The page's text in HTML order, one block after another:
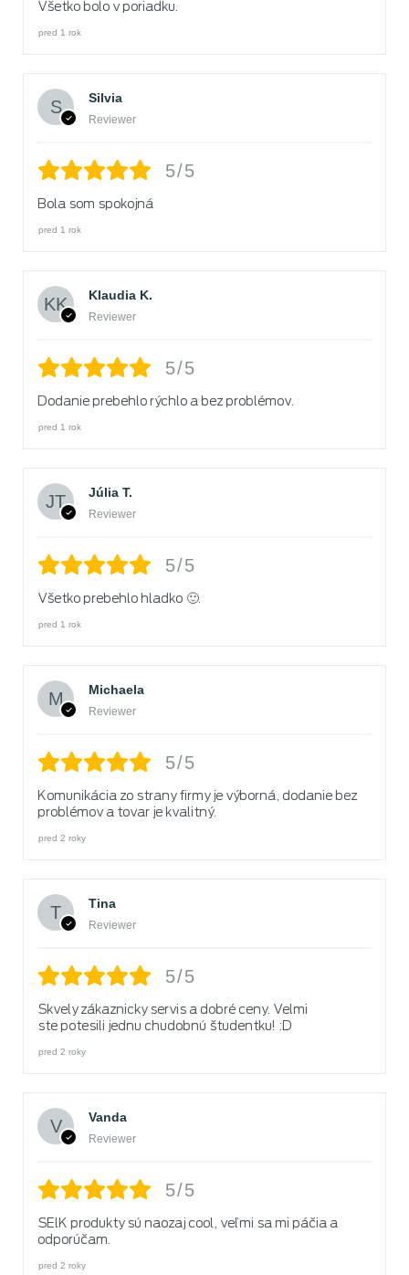
Všetko bolo v poriadku.
pred 1 rok
Silvia
Reviewer
5/5
Bola som spokojná
pred 1 rok
Klaudia K.
Reviewer
5/5
Dodanie prebehlo rýchlo a bez problémov.
pred 1 rok
Júlia T.
Reviewer
5/5
Všetko prebehlo hladko 🙂.
pred 1 rok
Michaela
Reviewer
5/5
Komunikácia zo strany firmy je výborná, dodanie bez
problémov a tovar je kvalitný.
pred 2 roky
Tina
Reviewer
5/5
Skvely zákaznicky servis a dobré ceny. Velmi
ste potesili jednu chudobnú študentku! :D
pred 2 roky
Vanda
Reviewer
5/5
SElK produkty sú naozaj cool, veľmi sa mi páčia a
odporúčam.
pred 2 roky